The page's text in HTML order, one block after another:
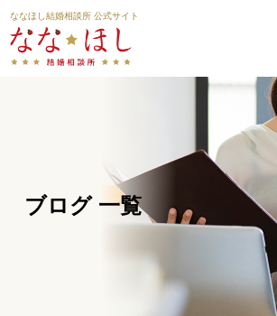
ななほし結婚相談所 公式サイト
ブログ 一覧